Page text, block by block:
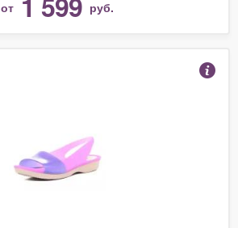
от руб.